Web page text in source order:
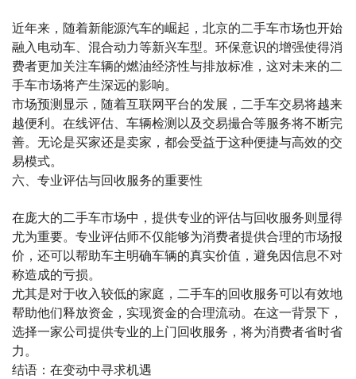
近年来，随着新能源汽车的崛起，北京的二手车市场也开始
融入电动车、混合动力等新兴车型。环保意识的增强使得消
费者更加关注车辆的燃油经济性与排放标准，这对未来的二
手车市场将产生深远的影响。
市场预测显示，随着互联网平台的发展，二手车交易将越来
越便利。在线评估、车辆检测以及交易撮合等服务将不断完
善。无论是买家还是卖家，都会受益于这种便捷与高效的交
易模式。
六、专业评估与回收服务的重要性
在庞大的二手车市场中，提供专业的评估与回收服务则显得
尤为重要。专业评估师不仅能够为消费者提供合理的市场报
价，还可以帮助车主明确车辆的真实价值，避免因信息不对
称造成的亏损。
尤其是对于收入较低的家庭，二手车的回收服务可以有效地
帮助他们释放资金，实现资金的合理流动。在这一背景下，
选择一家公司提供专业的上门回收服务，将为消费者省时省
力。
结语：在变动中寻求机遇